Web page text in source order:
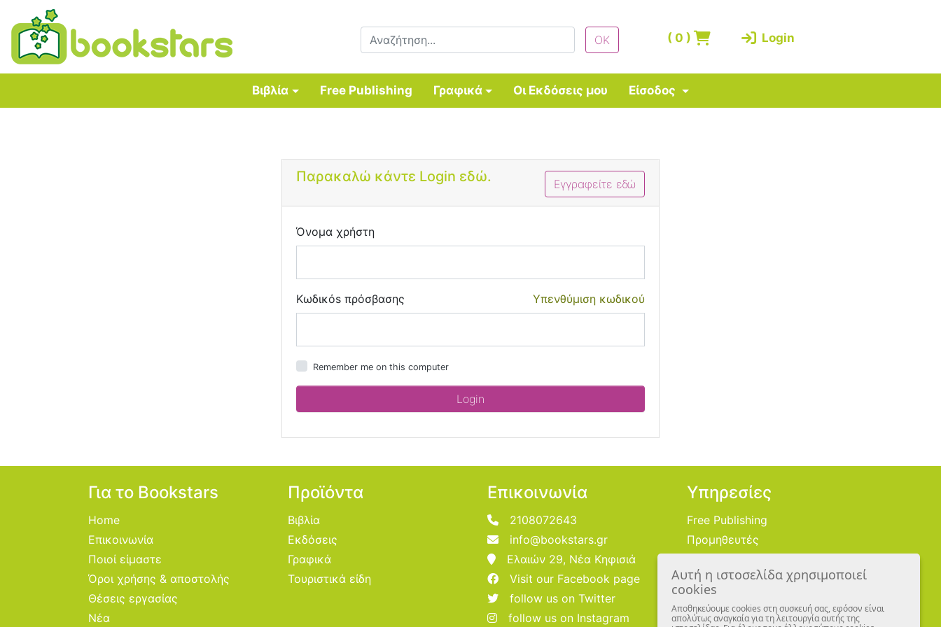
(0 ) Login
Βιβλία Free Publishing Γραφικά Οι Εκδόσεις μου Είσοδος
Εγγραφείτε εδώ
Παρακαλώ κάντε Login εδώ.
Όνομα χρήστη
Υπενθύμιση κωδικού
Κωδικόs πρόσβασης
Remember me on this computer
Για το Bookstars
Home
Επικοινωνία
Ποιοί είμαστε
Όροι χρήσης & αποστολής
Θέσεις εργασίας
Νέα
Προϊόντα
Βιβλία
Εκδόσεις
Γραφικά
Τουριστικά είδη
Επικοινωνία
2108072643
info@bookstars.gr
Ελαιών 29, Νέα Κηφισιά
Visit our Facebook page
follow us on Twitter
follow us on Instagram
Υπηρεσίες
Free Publishing
Προμηθευτές
Εικονογράφοι
Αυτή η ιστοσελίδα χρησιμοποιεί
cookies
Αποθηκεύουμε cookies στη συσκευή σας, εφόσον είναι
απολύτως αναγκαία για τη λειτουργία αυτής της